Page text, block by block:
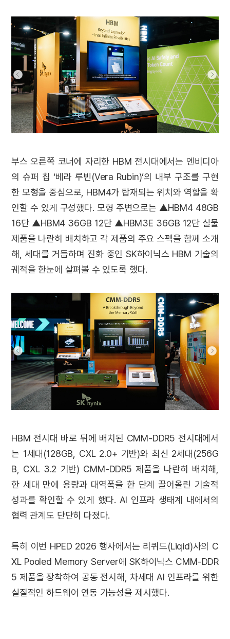
부스 오른쪽 코너에 자리한 HBM 전시대에서는 엔비디아
의 슈퍼 칩 ‘베라 루빈(Vera Rubin)’의 내부 구조를 구현
한 모형을 중심으로, HBM4가 탑재되는 위치와 역할을 확
인할 수 있게 구성했다. 모형 주변으로는 ▲HBM4 48GB
16단 ▲HBM4 36GB 12단 ▲HBM3E 36GB 12단 실물
제품을 나란히 배치하고 각 제품의 주요 스펙을 함께 소개
해, 세대를 거듭하며 진화 중인 SK하이닉스 HBM 기술의
궤적을 한눈에 살펴볼 수 있도록 했다.
HBM 전시대 바로 뒤에 배치된 CMM-DDR5 전시대에서
는 1세대(128GB, CXL 2.0+ 기반)와 최신 2세대(256G
B, CXL 3.2 기반) CMM-DDR5 제품을 나란히 배치해,
한 세대 만에 용량과 대역폭을 한 단계 끌어올린 기술적
성과를 확인할 수 있게 했다. AI 인프라 생태계 내에서의
협력 관계도 단단히 다졌다.
특히 이번 HPED 2026 행사에서는 리퀴드(Liqid)사의 C
XL Pooled Memory Server에 SK하이닉스 CMM-DDR
5 제품을 장착하여 공동 전시해, 차세대 AI 인프라를 위한
실질적인 하드웨어 연동 가능성을 제시했다.